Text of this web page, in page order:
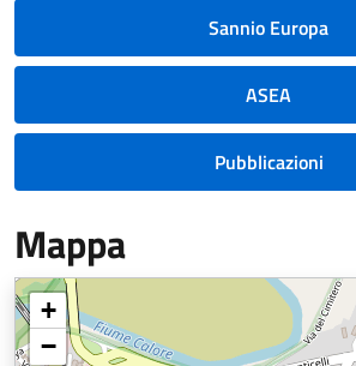
Sannio Europa
ASEA
Pubblicazioni
Mappa
+
−